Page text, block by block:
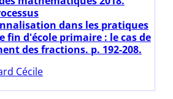
dans les pratiques
fin d'école primaire : le cas de
des fractions. p. 192-208.
Cécile